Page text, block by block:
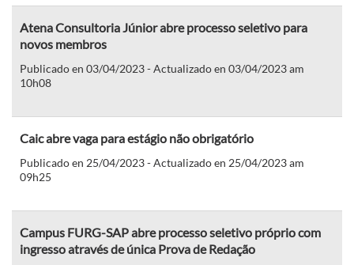
Atena Consultoria Júnior abre processo seletivo para
novos membros
Publicado en 03/04/2023 - Actualizado en 03/04/2023 am
10h08
Caic abre vaga para estágio não obrigatório
Publicado en 25/04/2023 - Actualizado en 25/04/2023 am
09h25
Campus FURG-SAP abre processo seletivo próprio com
ingresso através de única Prova de Redação